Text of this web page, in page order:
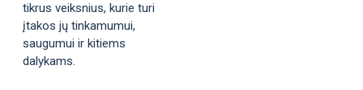
tikrus veiksnius, kurie turi
įtakos jų tinkamumui,
saugumui ir kitiems
dalykams.